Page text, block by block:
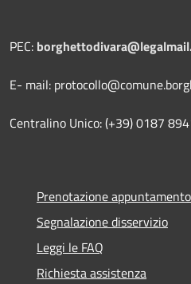
PEC:
E- mail:
Centralino Unico: (+39) 0187
Prenotazione appuntamento
Segnalazione disservizio
Leggi le FAQ
Richiesta assistenza